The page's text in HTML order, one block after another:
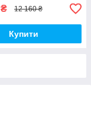
₴ 12 160 ₴
Купити